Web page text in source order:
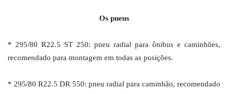
Os pneus
* 295/80 R22.5 ST 250: pneu radial para ônibus e caminhões,
recomendado para montagem em todas as posições.
* 295/80 R22.5 DR 550: pneu radial para caminhão, recomendado